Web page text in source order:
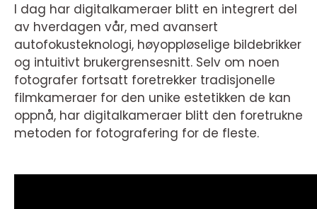
I dag har digitalkameraer blitt en integrert del
av hverdagen vår, med avansert
autofokusteknologi, høyoppløselige bildebrikker
og intuitivt brukergrensesnitt. Selv om noen
fotografer fortsatt foretrekker tradisjonelle
filmkameraer for den unike estetikken de kan
oppnå, har digitalkameraer blitt den foretrukne
metoden for fotografering for de fleste.